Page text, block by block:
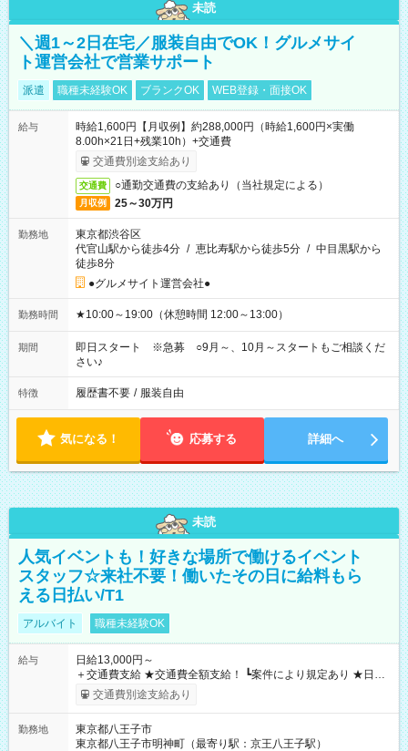
未読
＼週1～2日在宅／服装自由でOK！グルメサイ
ト運営会社で営業サポート
派遣 職種未経験OK ブランクOK WEB登録・面接OK
給与
時給1,600円【月収例】約288,000円（時給1,600円×実働
8.00h×21日+残業10h）+交通費
交通費別途支給あり
交通費 ○通勤交通費の支給あり（当社規定による）
月収例 25～30万円
勤務地
東京都渋谷区
代官山駅から徒歩4分 / 恵比寿駅から徒歩5分 / 中目黒駅から
徒歩8分
●グルメサイト運営会社●
勤務時間 ★10:00～19:00（休憩時間 12:00～13:00）
期間
即日スタート ※急募 ○9月～、10月～スタートもご相談くだ
さい♪
特徴 履歴書不要 / 服装自由
気になる！ 応募する 詳細へ
未読
人気イベントも！好きな場所で働けるイベント
スタッフ☆来社不要！働いたその日に給料もら
える日払い/T1
アルバイト 職種未経験OK
給与
日給13,000円～
＋交通費支給 ★交通費全額支給！ ┗案件により規定あり ★日払
いOK！（規定あり） ┗働いたその日に現金GET♪ お仕事後はコ
ンビニATMから 日払い分を引き落とせます！ 【試用期間】試
交通費別途支給あり
勤務地
東京都八王子市
東京都八王子市明神町（最寄り駅：京王八王子駅）